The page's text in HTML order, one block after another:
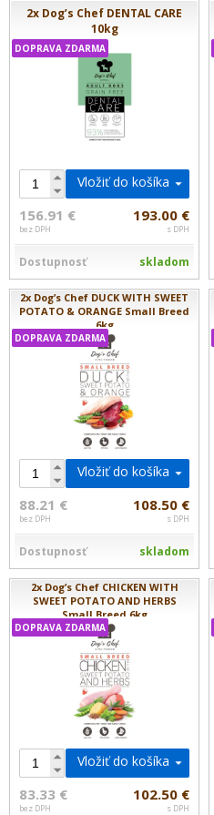
2x Dog’s Chef DENTAL CARE
10kg
DOPRAVA ZDARMA
Vložiť do košíka
156.91 €
bez DPH
193.00 €
s DPH
Dostupnosť skladom
2x Dog’s Chef DUCK WITH SWEET
POTATO & ORANGE Small Breed
6kg
DOPRAVA ZDARMA
Vložiť do košíka
88.21 €
bez DPH
108.50 €
s DPH
Dostupnosť skladom
2x Dog’s Chef CHICKEN WITH
SWEET POTATO AND HERBS
Small Breed 6kg
DOPRAVA ZDARMA
Vložiť do košíka
83.33 €
bez DPH
102.50 €
s DPH